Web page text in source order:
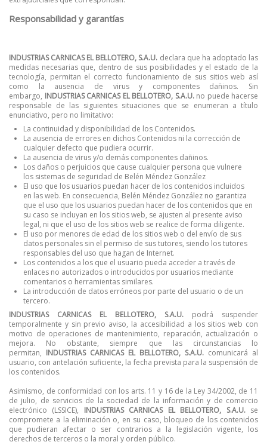
Responsabilidad y garantías
INDUSTRIAS CARNICAS EL BELLOTERO, S.A.U. declara que ha adoptado las
medidas necesarias que, dentro de sus posibilidades y el estado de la
tecnología, permitan el correcto funcionamiento de sus sitios web así
como la ausencia de virus y componentes dañinos. Sin
embargo, INDUSTRIAS CARNICAS EL BELLOTERO, S.A.U.no puede hacerse
responsable de las siguientes situaciones que se enumeran a título
enunciativo, pero no limitativo:
La continuidad y disponibilidad de los Contenidos.
La ausencia de errores en dichos Contenidos ni la corrección de
cualquier defecto que pudiera ocurrir.
La ausencia de virus y/o demás componentes dañinos.
Los daños o perjuicios que cause cualquier persona que vulnere
los sistemas de seguridad de Belén Méndez González
El uso que los usuarios puedan hacer de los contenidos incluidos
en las web. En consecuencia, Belén Méndez González no garantiza
que el uso que los usuarios puedan hacer de los contenidos que en
su caso se incluyan en los sitios web, se ajusten al presente aviso
legal, ni que el uso de los sitios web se realice de forma diligente.
El uso por menores de edad de los sitios web o del envío de sus
datos personales sin el permiso de sus tutores, siendo los tutores
responsables del uso que hagan de Internet.
Los contenidos a los que el usuario pueda acceder a través de
enlaces no autorizados o introducidos por usuarios mediante
comentarios o herramientas similares.
La introducción de datos erróneos por parte del usuario o de un
tercero.
INDUSTRIAS CARNICAS EL BELLOTERO, S.A.U. podrá suspender
temporalmente y sin previo aviso, la accesibilidad a los sitios web con
motivo de operaciones de mantenimiento, reparación, actualización o
mejora. No obstante, siempre que las circunstancias lo
permitan, INDUSTRIAS CARNICAS EL BELLOTERO, S.A.U. comunicará al
usuario, con antelación suficiente, la fecha prevista para la suspensión de
los contenidos.
Asimismo, de conformidad con los arts. 11 y 16 de la Ley 34/2002, de 11
de julio, de servicios de la sociedad de la información y de comercio
electrónico (LSSICE), INDUSTRIAS CARNICAS EL BELLOTERO, S.A.U.se
compromete a la eliminación o, en su caso, bloqueo de los contenidos
que pudieran afectar o ser contrarios a la legislación vigente, los
derechos de terceros o la moral y orden público.